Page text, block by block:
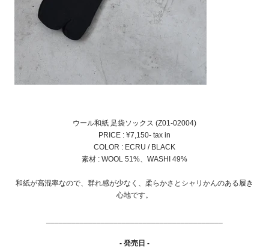
ウール和紙 足袋ソックス (Z01-02004)
PRICE : ¥7,150- tax in
COLOR : ECRU / BLACK
素材 : WOOL 51%、WASHI 49%
和紙が高混率なので、群れ感が少なく、柔らかさとシャリかんのある履き
心地です。
- 発売日 -